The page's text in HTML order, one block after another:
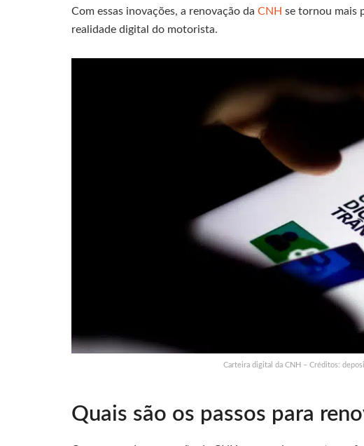
Com essas inovações, a renovação da CNH se tornou mais
realidade digital do motorista.
Carteira digital da CNH – Créditos:
Quais são os passos para